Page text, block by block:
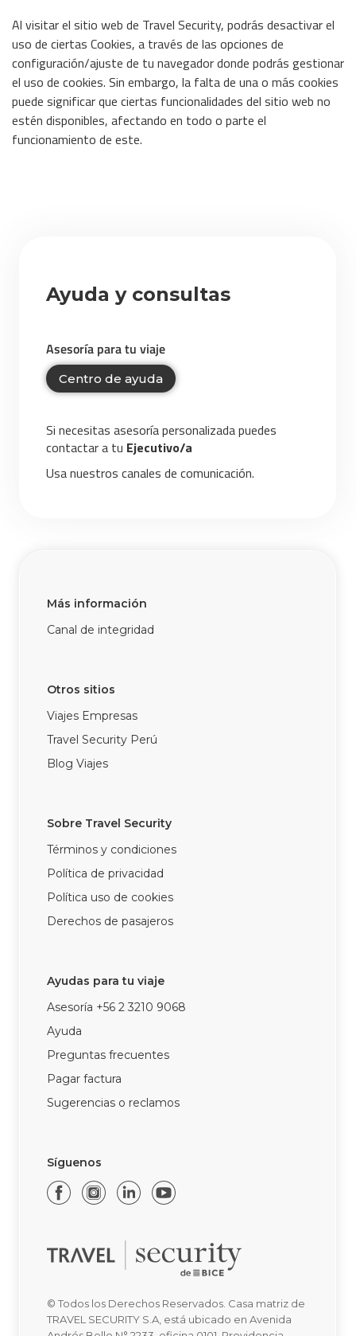
Al visitar el sitio web de Travel Security, podrás desactivar el
uso de ciertas Cookies, a través de las opciones de
configuración/ajuste de tu navegador donde podrás gestionar
el uso de cookies. Sin embargo, la falta de una o más cookies
puede significar que ciertas funcionalidades del sitio web no
estén disponibles, afectando en todo o parte el
funcionamiento de este.
Ayuda y consultas
Asesoría para tu viaje
Centro de ayuda
Si necesitas asesoría personalizada puedes
contactar a tu Ejecutivo/a
Usa nuestros canales de comunicación.
Más información
Canal de integridad
Otros sitios
Viajes Empresas
Travel Security Perú
Blog Viajes
Sobre Travel Security
Términos y condiciones
Política de privacidad
Política uso de cookies
Derechos de pasajeros
Ayudas para tu viaje
Asesoría +56 2 3210 9068
Ayuda
Preguntas frecuentes
Pagar factura
Sugerencias o reclamos
Síguenos
© Todos los Derechos Reservados. Casa matriz de
TRAVEL SECURITY S.A, está ubicado en Avenida